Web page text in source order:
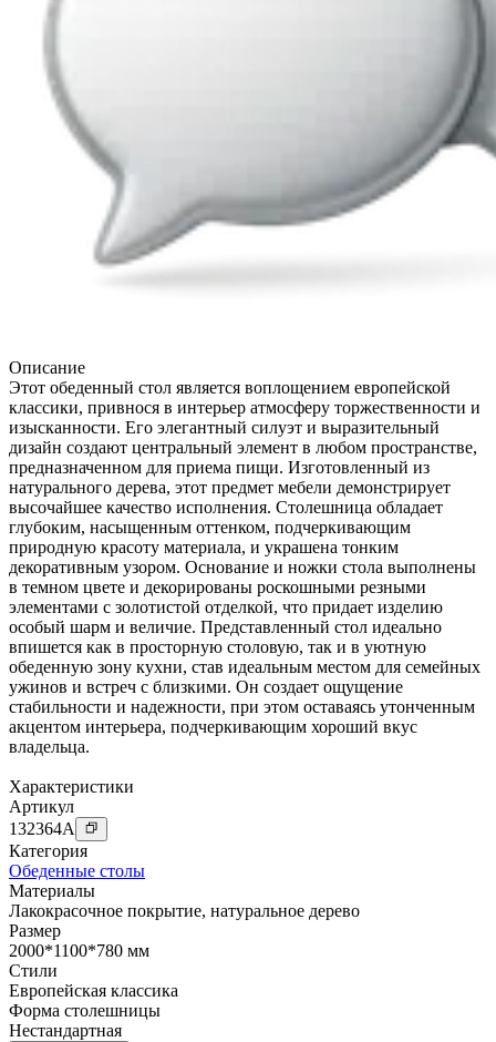
Описание
Этот обеденный стол является воплощением европейской
классики, привнося в интерьер атмосферу торжественности и
изысканности. Его элегантный силуэт и выразительный
дизайн создают центральный элемент в любом пространстве,
предназначенном для приема пищи. Изготовленный из
натурального дерева, этот предмет мебели демонстрирует
высочайшее качество исполнения. Столешница обладает
глубоким, насыщенным оттенком, подчеркивающим
природную красоту материала, и украшена тонким
декоративным узором. Основание и ножки стола выполнены
в темном цвете и декорированы роскошными резными
элементами с золотистой отделкой, что придает изделию
особый шарм и величие. Представленный стол идеально
впишется как в просторную столовую, так и в уютную
обеденную зону кухни, став идеальным местом для семейных
ужинов и встреч с близкими. Он создает ощущение
стабильности и надежности, при этом оставаясь утонченным
акцентом интерьера, подчеркивающим хороший вкус
владельца.
Характеристики
Артикул
132364A
Категория
Обеденные столы
Материалы
Лакокрасочное покрытие, натуральное дерево
Размер
2000*1100*780 мм
Стили
Европейская классика
Форма столешницы
Нестандартная